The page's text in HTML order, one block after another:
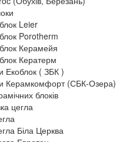
Leier
Porotherm
Керамейя
Кератерм
Екоблок ( ЗБК )
Керамкомфорт (СБК-Озера)
блоків
цегла
Біла Церква